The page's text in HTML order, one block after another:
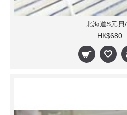
北海道S元貝
HK$680